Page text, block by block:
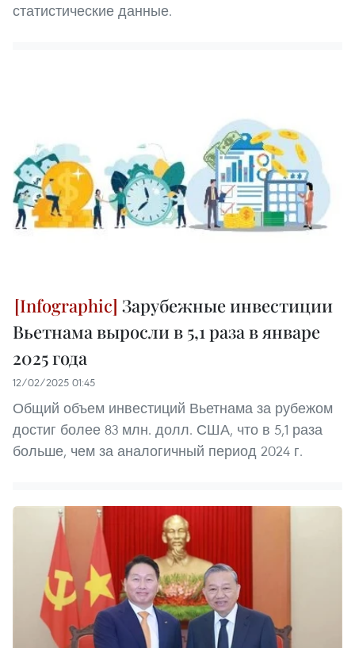
статистические данные.
Зарубежные инвестиции
Вьетнама выросли в 5,1 раза в январе
2025 года
12/02/2025 01:45
Общий объем инвестиций Вьетнама за рубежом
достиг более 83 млн. долл. США, что в 5,1 раза
больше, чем за аналогичный период 2024 г.